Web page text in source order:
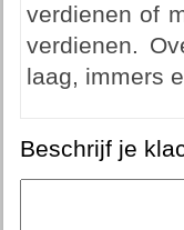
verdienen of
verdienen.
laag, immers
Beschrijf je